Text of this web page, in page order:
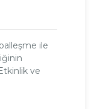
ile
ve